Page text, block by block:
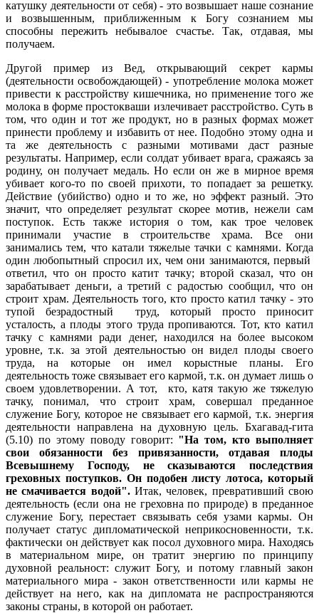
катушку деятельности от себя) - это возвышает наше сознание
и возвышенным, приближенным к Богу сознанием мы
способны пережить небывалое счастье. Так, отдавая, мы
получаем.
Другой пример из Вед, открывающий секрет кармы
(деятельности освобождающей) - употребление молока может
привести к расстройству кишечника, но применение того же
молока в форме простокваши излечивает расстройство. Суть в
том, что один и тот же продукт, но в разных формах может
принести проблему и избавить от нее. Подобно этому одна и
та же деятельность с разными мотивами даст разные
результаты. Например, если солдат убивает врага, сражаясь за
родину, он получает медаль. Но если он же в мирное время
убивает кого-то по своей прихоти, то попадает за решетку.
Действие (убийство) одно и то же, но эффект разный. Это
значит, что определяет результат скорее мотив, нежели сам
поступок. Есть также история о том, как трое человек
принимали участие в строительстве храма. Все они
занимались тем, что катали тяжелые тачки с камнями. Когда
один любопытный спросил их, чем они занимаются, первый
ответил, что он просто катит тачку; второй сказал, что он
зарабатывает деньги, а третий с радостью сообщил, что он
строит храм. Деятельность того, кто просто катил тачку - это
тупой безрадостный труд, который просто приносит
усталость, а плоды этого труда пропиваются. Тот, кто катил
тачку с камнями ради денег, находился на более высоком
уровне, т.к. за этой деятельностью он видел плоды своего
труда, на которые он имел корыстные планы. Его
деятельность тоже связывает его кармой, т.к. он думает лишь о
своем удовлетворении. А тот, кто, катя такую же тяжелую
тачку, понимал, что строит храм, совершал преданное
служение Богу, которое не связывает его кармой, т.к. энергия
деятельности направлена на духовную цель. Бхагавад-гита
(5.10) по этому поводу говорит: "На том, кто выполняет
свои обязанности без привязанности, отдавая плоды
Всевышнему Господу, не сказываются последствия
греховных поступков. Он подобен листу лотоса, который
не смачивается водой".Итак, человек, превративший свою
деятельность (если она не греховна по природе) в преданное
служение Богу, перестает связывать себя узами кармы. Он
получает статус дипломатической неприкосновенности, т.к.
фактически он действует как посол духовного мира. Находясь
в материальном мире, он тратит энергию по принципу
духовной реальност: служит Богу, и потому главный закон
материального мира - закон ответственности или кармы не
действует на него, как на дипломата не распространяются
законы страны, в которой он работает.